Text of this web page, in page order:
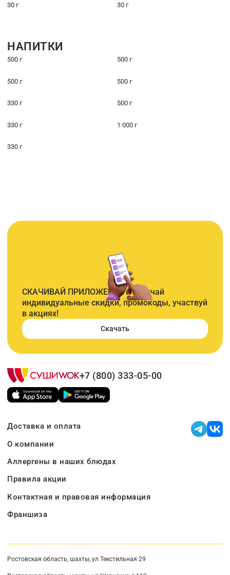
30 г 30 г
НАПИТКИ
500 г 500 г
500 г 500 г
330 г 500 г
330 г 1 000 г
330 г
СКАЧИВАЙ ПРИЛОЖЕНИЕ и получай
индивидуальные скидки, промокоды, участвуй
в акциях!
Скачать
+7 (800) 333-05-00
Доставка и оплата
О компании
Аллергены в наших блюдах
Правила акции
Контактная и правовая информация
Франшиза
Ростовская область, шахты, ул Текстильная 29